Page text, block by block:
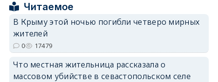
Читаемое
В Крыму этой ночью погибли четверо мирных
жителей
0 17479
Что местная жительница рассказала о
массовом убийстве в севастопольском селе